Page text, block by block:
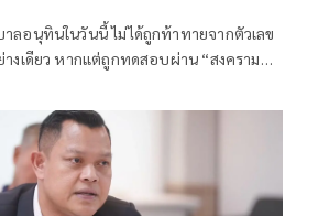
ลอนุทินในวันนี้ ไม่ได้ถูกท้าทายจากตัวเลข
างเดียว หากแต่ถูกทดสอบผ่าน “สงคราม
คภูมิใจไทย